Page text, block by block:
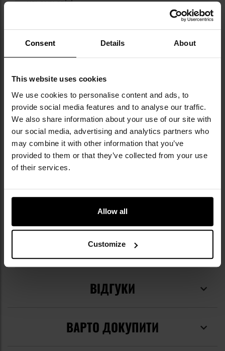
Consent Details About
This website uses cookies
We use cookies to personalise content and ads, to
provide social media features and to analyse our traffic.
We also share information about your use of our site with
our social media, advertising and analytics partners who
may combine it with other information that you’ve
provided to them or that they’ve collected from your use
of their services.
Allow all
Customize
усьому світі.
ТЕХНІЧНІ ДАНІ
Кількість
заточувальних
виїмок
2
Абразивний
матеріал
вольфрамовий карбід
Розміри
78 x 60 x 13 мм
Виробник
Boker
ВІДГУКИ
ВАРТО ДОКУПИТИ